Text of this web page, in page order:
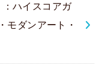
：ハイスコアガ
モダンアート・